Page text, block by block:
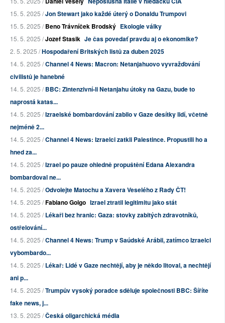
15. 5. 2025 /Jon Stewart jako každé úterý o Donaldu Trumpovi
15. 5. 2025 /Beno Trávníček Brodský Ekologie války
15. 5. 2025 /Jozef Stasik Je čas povedať pravdu aj o ekonomike?
2. 5. 2025 /Hospodaření Britských listů za duben 2025
14. 5. 2025 /Channel 4 News: Macron: Netanjahuovo vyvražďování
civilistů je hanebné
14. 5. 2025 /BBC: Zintenzivní-li Netanjahu útoky na Gazu, bude to
naprostá katas...
14. 5. 2025 /Izraelské bombardování zabilo v Gaze desítky lidí, včetně
nejméně 2...
14. 5. 2025 /Channel 4 News: Izraelci zatkli Palestince. Propustili ho a
hned za...
14. 5. 2025 /Izrael po pauze ohledně propuštění Edana Alexandra
bombardoval ne...
14. 5. 2025 /Odvolejte Matochu a Xavera Veselého z Rady ČT!
14. 5. 2025 /Fabiano Golgo Izrael ztratil legitimitu jako stát
14. 5. 2025 /Lékaři bez hranic: Gaza: stovky zabitých zdravotníků,
ostřelování...
14. 5. 2025 /Channel 4 News: Trump v Saúdské Arábii, zatímco Izraelci
vybombardo...
14. 5. 2025 /Lékař: Lidé v Gaze nechtějí, aby je někdo litoval, a nechtějí
ani p...
14. 5. 2025 /Trumpův vysoký poradce sděluje společnosti BBC: Šíříte
fake news, j...
13. 5. 2025 /Česká oligarchická média